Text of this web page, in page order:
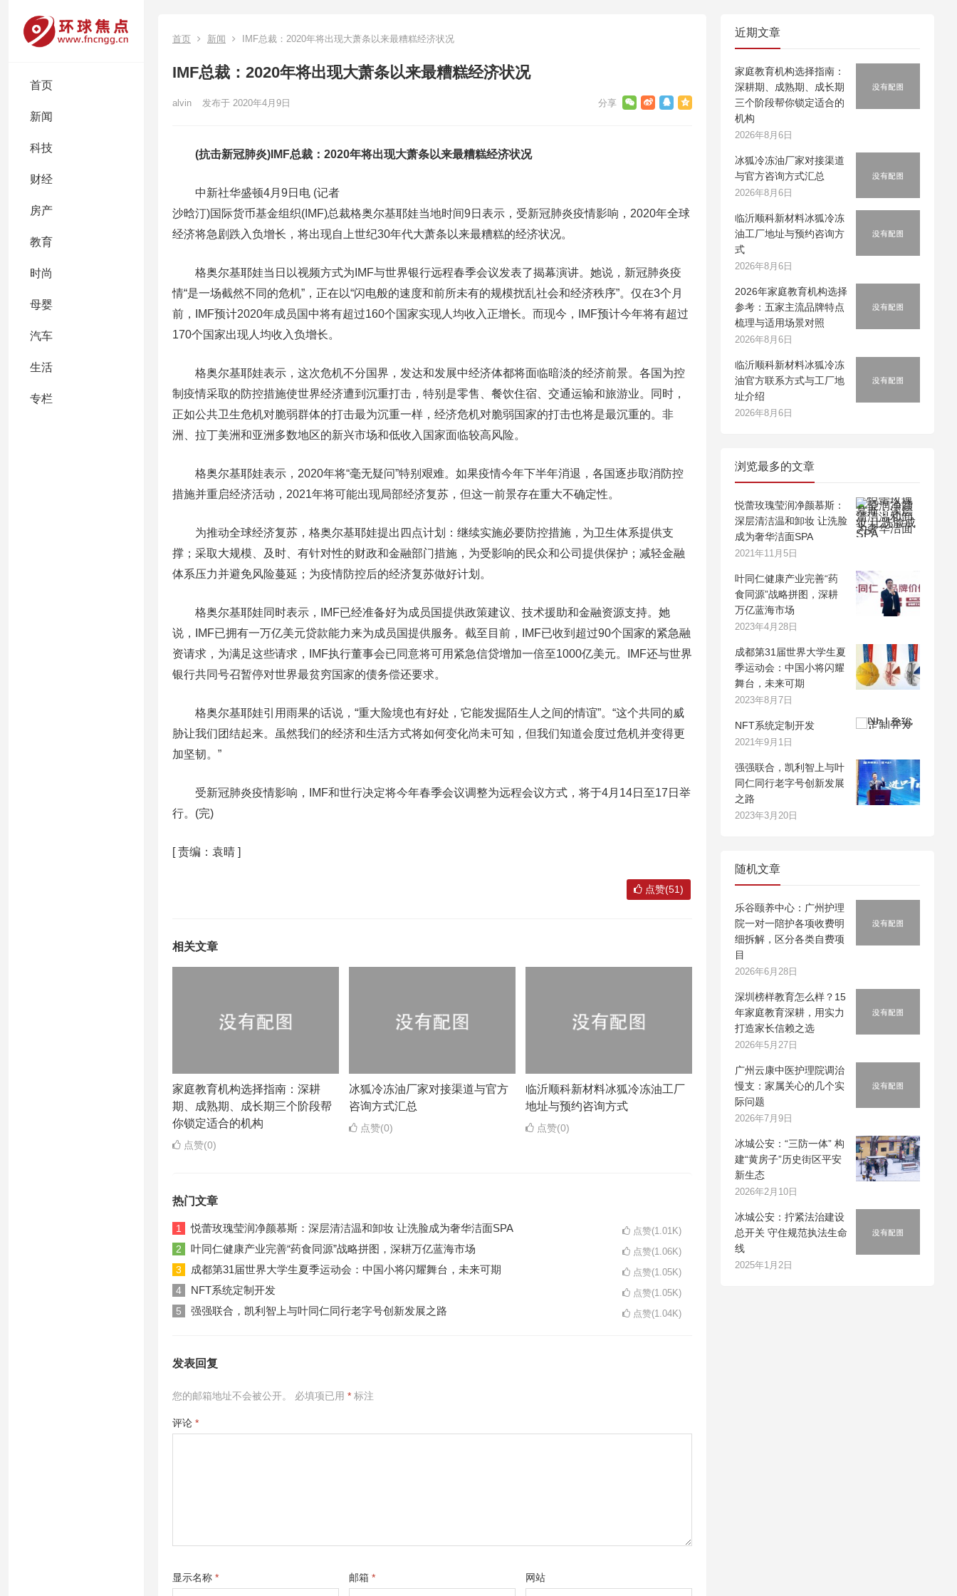
首页
新闻
科技
财经
房产
教育
时尚
母婴
汽车
生活
专栏
首页 新闻 IMF总裁：2020年将出现大萧条以来最糟糕经济状况
IMF总裁：2020年将出现大萧条以来最糟糕经济状况
alvin 发布于 2020年4月9日
(抗击新冠肺炎)IMF总裁：2020年将出现大萧条以来最糟糕经济状况
中新社华盛顿4月9日电 (记者
沙晗汀)国际货币基金组织(IMF)总裁格奥尔基耶娃当地时间9日表示，受新冠肺炎疫情影响，2020年全球
经济将急剧跌入负增长，将出现自上世纪30年代大萧条以来最糟糕的经济状况。
格奥尔基耶娃当日以视频方式为IMF与世界银行远程春季会议发表了揭幕演讲。她说，新冠肺炎疫
情“是一场截然不同的危机”，正在以“闪电般的速度和前所未有的规模扰乱社会和经济秩序”。仅在3个月
前，IMF预计2020年成员国中将有超过160个国家实现人均收入正增长。而现今，IMF预计今年将有超过
170个国家出现人均收入负增长。
格奥尔基耶娃表示，这次危机不分国界，发达和发展中经济体都将面临暗淡的经济前景。各国为控
制疫情采取的防控措施使世界经济遭到沉重打击，特别是零售、餐饮住宿、交通运输和旅游业。同时，
正如公共卫生危机对脆弱群体的打击最为沉重一样，经济危机对脆弱国家的打击也将是最沉重的。非
洲、拉丁美洲和亚洲多数地区的新兴市场和低收入国家面临较高风险。
格奥尔基耶娃表示，2020年将“毫无疑问”特别艰难。如果疫情今年下半年消退，各国逐步取消防控
措施并重启经济活动，2021年将可能出现局部经济复苏，但这一前景存在重大不确定性。
为推动全球经济复苏，格奥尔基耶娃提出四点计划：继续实施必要防控措施，为卫生体系提供支
撑；采取大规模、及时、有针对性的财政和金融部门措施，为受影响的民众和公司提供保护；减轻金融
体系压力并避免风险蔓延；为疫情防控后的经济复苏做好计划。
格奥尔基耶娃同时表示，IMF已经准备好为成员国提供政策建议、技术援助和金融资源支持。她
说，IMF已拥有一万亿美元贷款能力来为成员国提供服务。截至目前，IMF已收到超过90个国家的紧急融
资请求，为满足这些请求，IMF执行董事会已同意将可用紧急信贷增加一倍至1000亿美元。IMF还与世界
银行共同号召暂停对世界最贫穷国家的债务偿还要求。
格奥尔基耶娃引用雨果的话说，“重大险境也有好处，它能发掘陌生人之间的情谊”。“这个共同的威
胁让我们团结起来。虽然我们的经济和生活方式将如何变化尚未可知，但我们知道会度过危机并变得更
加坚韧。”
受新冠肺炎疫情影响，IMF和世行决定将今年春季会议调整为远程会议方式，将于4月14日至17日举
行。(完)
[责编：袁晴 ]
点赞(51)
相关文章
家庭教育机构选择指南：深耕
期、成熟期、成长期三个阶段帮
你锁定适合的机构
点赞(0)
冰狐冷冻油厂家对接渠道与官方
咨询方式汇总
点赞(0)
临沂顺科新材料冰狐冷冻油工厂
地址与预约咨询方式
点赞(0)
热门文章
1 悦蕾玫瑰莹润净颜慕斯：深层清洁温和卸妆 让洗脸成为奢华洁面SPA 点赞(1.01K)
2 叶同仁健康产业完善“药食同源”战略拼图，深耕万亿蓝海市场 点赞(1.06K)
3 成都第31届世界大学生夏季运动会：中国小将闪耀舞台，未来可期 点赞(1.05K)
4 NFT系统定制开发 点赞(1.05K)
5 强强联合，凯利智上与叶同仁同行老字号创新发展之路 点赞(1.04K)
发表回复
您的邮箱地址不会被公开。 必填项已用 * 标注
评论 *
显示名称 * 邮箱* 网站
近期文章
家庭教育机构选择指南：
深耕期、成熟期、成长期
三个阶段帮你锁定适合的
机构
2026年8月6日
冰狐冷冻油厂家对接渠道
与官方咨询方式汇总
2026年8月6日
临沂顺科新材料冰狐冷冻
油工厂地址与预约咨询方
式
2026年8月6日
2026年家庭教育机构选择
参考：五家主流品牌特点
梳理与适用场景对照
2026年8月6日
临沂顺科新材料冰狐冷冻
油官方联系方式与工厂地
址介绍
2026年8月6日
浏览最多的文章
悦蕾玫瑰莹润净颜慕斯：
深层清洁温和卸妆 让洗脸
成为奢华洁面SPA
2021年11月5日
叶同仁健康产业完善“药
食同源”战略拼图，深耕
万亿蓝海市场
2023年4月28日
成都第31届世界大学生夏
季运动会：中国小将闪耀
舞台，未来可期
2023年8月7日
NFT系统定制开发
2021年9月1日
强强联合，凯利智上与叶
同仁同行老字号创新发展
之路
2023年3月20日
随机文章
乐谷颐养中心：广州护理
院一对一陪护各项收费明
细拆解，区分各类自费项
目
2026年6月28日
深圳榜样教育怎么样？15
年家庭教育深耕，用实力
打造家长信赖之选
2026年5月27日
广州云康中医护理院调治
慢支：家属关心的几个实
际问题
2026年7月9日
冰城公安：“三防一体” 构
建“黄房子”历史街区平安
新生态
2026年2月10日
冰城公安：拧紧法治建设
总开关 守住规范执法生命
线
2025年1月2日